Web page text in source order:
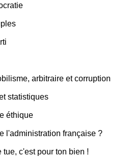
arbitraire et corruption
statistiques
éthique
l'administration française ?
c'est pour ton bien !